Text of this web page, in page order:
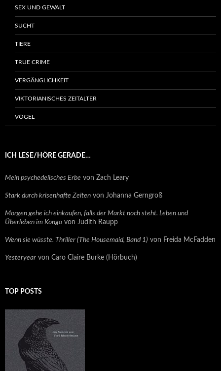
SEX UND GEWALT
SUCHT
TIERE
TRUE CRIME
VERGÄNGLICHKEIT
VIKTORIANISCHES ZEITALTER
VÖGEL
ICH LESE/HÖRE GERADE…
Mein psychedelisches Erbe von Zach Leary
Stark durch krisenhafte Zeiten von Johanna Gerngroß
Morgen gehe ich einkaufen, falls der Markt noch steht. Leben und
Überleben im Kongo von Judith Raupp
Wenn sie wüsste. Thriller (The Housemaid, Band 1) von Freida McFadden
Yesteryear von Caro Claire Burke (Hörbuch)
TOP POSTS